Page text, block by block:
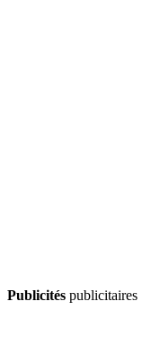
Publicités publicitaires